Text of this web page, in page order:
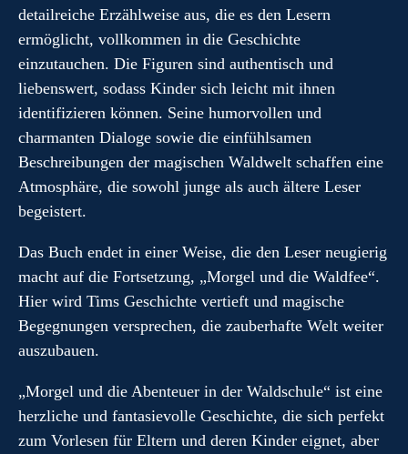
detailreiche Erzählweise aus, die es den Lesern
ermöglicht, vollkommen in die Geschichte
einzutauchen. Die Figuren sind authentisch und
liebenswert, sodass Kinder sich leicht mit ihnen
identifizieren können. Seine humorvollen und
charmanten Dialoge sowie die einfühlsamen
Beschreibungen der magischen Waldwelt schaffen eine
Atmosphäre, die sowohl junge als auch ältere Leser
begeistert.
Das Buch endet in einer Weise, die den Leser neugierig
macht auf die Fortsetzung, „Morgel und die Waldfee“.
Hier wird Tims Geschichte vertieft und magische
Begegnungen versprechen, die zauberhafte Welt weiter
auszubauen.
„Morgel und die Abenteuer in der Waldschule“ ist eine
herzliche und fantasievolle Geschichte, die sich perfekt
zum Vorlesen für Eltern und deren Kinder eignet, aber